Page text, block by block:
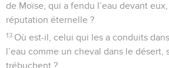
de Moïse, qui a fendu l’eau devant
réputation éternelle ?
13 Où est-il, celui qui les a conduits
l’eau comme un cheval dans le désert,
trébuchent ?